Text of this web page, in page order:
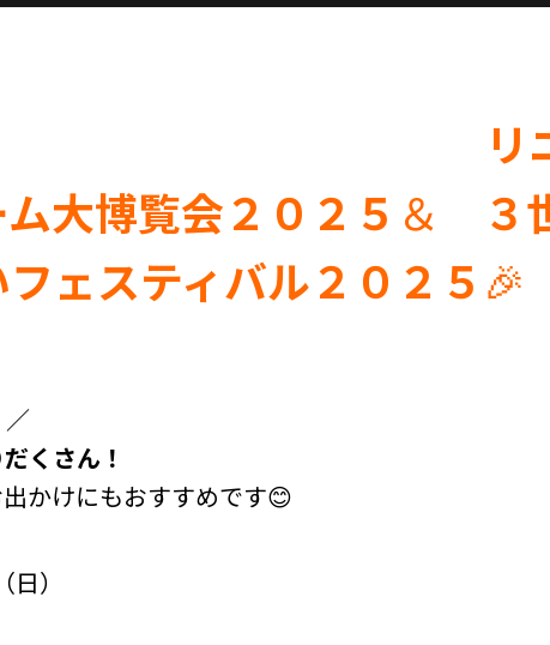
リ
大博覧会２０２５ ＆
３
ェスティバル２０２５ 🎉
くさん！
かけにもおすすめです😊
）